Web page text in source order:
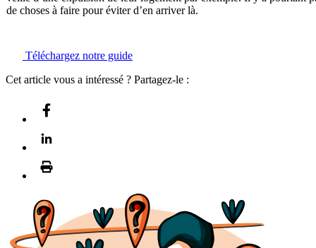
de choses à faire pour éviter d’en arriver là.
Téléchargez notre guide
Cet article vous a intéressé ? Partagez-le :